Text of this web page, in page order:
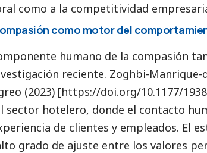
como a la competitividad
como motor del
humano de la compasión
reciente. Zoghbi-Manrique-
(2023) [https://doi.org/10.1177/
sector hotelero, donde el contacto
de clientes y empleados. El
grado de ajuste entre los valores